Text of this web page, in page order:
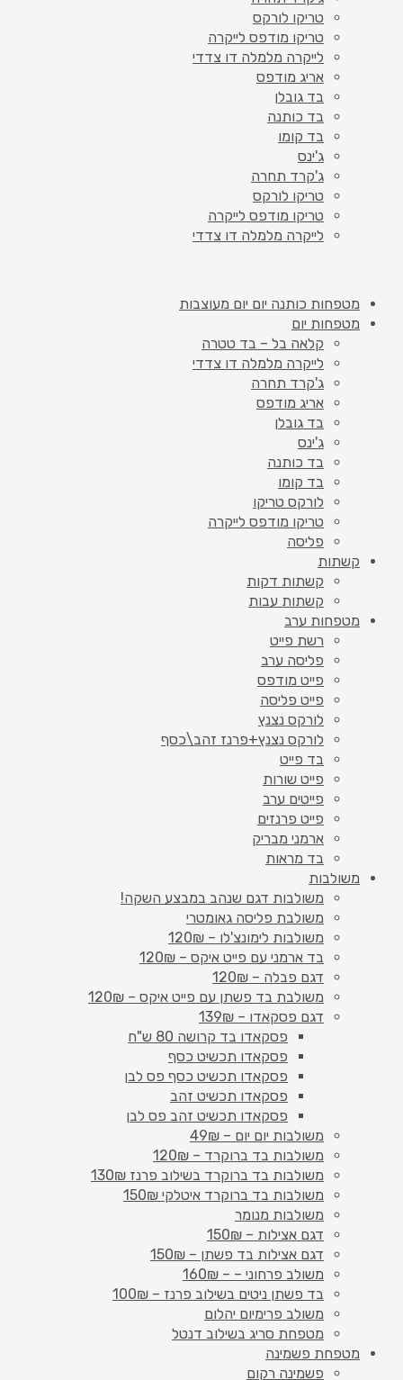
טריקו לורקס
טריקו מודפס לייקרה
לייקרה מלמלה דו צדדי
אריג מודפס
בד גובלן
בד כותנה
בד קומו
ג'ינס
ג'קרד תחרה
טריקו לורקס
טריקו מודפס לייקרה
לייקרה מלמלה דו צדדי
מטפחות כותנה יום יום מעוצבות
מטפחות יום
קלאה בל – בד טטרה
לייקרה מלמלה דו צדדי
ג'קרד תחרה
אריג מודפס
בד גובלן
ג'ינס
בד כותנה
בד קומו
לורקס טריקו
טריקו מודפס לייקרה
פליסה
קשתות
קשתות דקות
קשתות עבות
מטפחות ערב
רשת פייט
פליסה ערב
פייט מודפס
פייט פליסה
לורקס נצנץ
לורקס נצנץ+פרנז זהב\כסף
בד פייט
פייט שורות
פייטים ערב
פייט פרנזים
ארמני מבריק
בד מראות
משולבות
משולבות דגם שנהב במבצע השקה!
משולבת פליסה גאומטרי
משולבות לימונצ'לו – 120₪
בד ארמני עם פייט איקס – 120₪
דגם פבלה – 120₪
משולבת בד פשתן עם פייט איקס – 120₪
דגם פסקאדו – 139₪
פסקאדו בד קרושה 80 ש"ח
פסקאדו תכשיט כסף
פסקאדו תכשיט כסף פס לבן
פסקאדו תכשיט זהב
פסקאדו תכשיט זהב פס לבן
משולבות יום יום – 49₪
משולבות בד ברוקרד – 120₪
משולבות בד ברוקרד בשילוב פרנז 130₪
משולבות בד ברוקרד איטלקי 150₪
משולבות מנומר
דגם אצילות – 150₪
דגם אצילות בד פשתן – 150₪
משולב פרחוני – – 160₪
בד פשתן ניטים בשילוב פרנז – 100₪
משולב פרימיום יהלום
מטפחת סריג בשילוב דנטל
מטפחת פשמינה
פשמינה רקום